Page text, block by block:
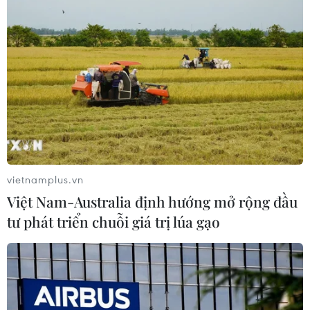
tốc độ tiến công tại
Ukraine, song điều đó sẽ
phải đánh đổi bằng tổn
thất lớn hơn.
NGHE
Donald Trump đã đồng ý
cấp phép để Kiev sản xuất
tên lửa đánh chặn Patriot,
trong bối cảnh hai nước
tiếp tục thúc đẩy hợp tác
quốc phòng.
NGHE
vietnamplus.vn
Việt Nam-Australia định hướng mở rộng đầu
tư phát triển chuỗi giá trị lúa gạo